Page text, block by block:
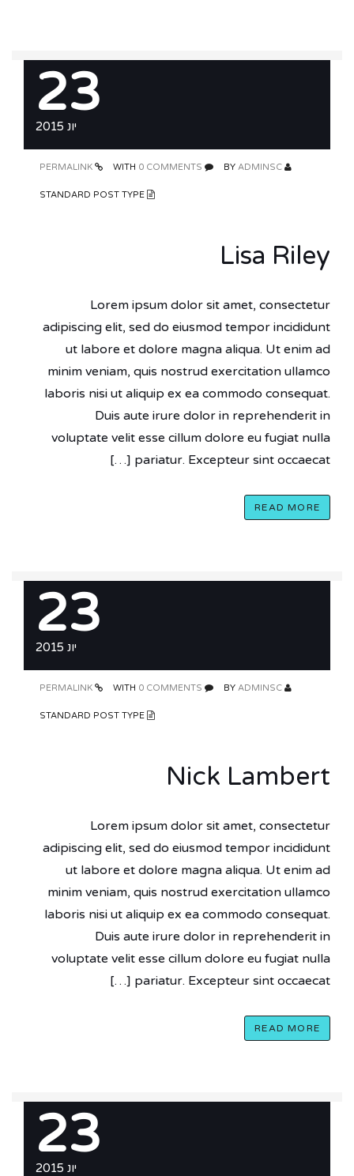
23
יונ 2015
ADMINSC
0 COMMENTS
Lisa Riley
Lorem ipsum dolor sit amet, consectetur
adipiscing elit, sed do eiusmod tempor incididunt
ut labore et dolore magna aliqua. Ut enim ad
minim veniam, quis nostrud exercitation ullamco
laboris nisi ut aliquip ex ea commodo consequat.
Duis aute irure dolor in reprehenderit in
voluptate velit esse cillum dolore eu fugiat nulla
pariatur. Excepteur sint occaecat […]
READ MORE
23
יונ 2015
ADMINSC
0 COMMENTS
Nick Lambert
Lorem ipsum dolor sit amet, consectetur
adipiscing elit, sed do eiusmod tempor incididunt
ut labore et dolore magna aliqua. Ut enim ad
minim veniam, quis nostrud exercitation ullamco
laboris nisi ut aliquip ex ea commodo consequat.
Duis aute irure dolor in reprehenderit in
voluptate velit esse cillum dolore eu fugiat nulla
pariatur. Excepteur sint occaecat […]
READ MORE
23
יונ 2015